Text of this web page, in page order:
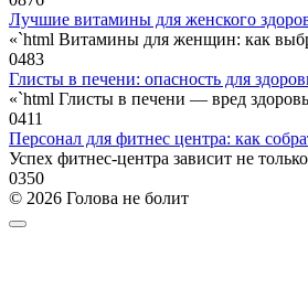
Лучшие витамины для женского
«`html Витамины для женщин: как
0483
Глисты в печени: опасность для
«`html Глисты в печени — вред
0411
Персонал для фитнес центра: как
Успех фитнес-центра зависит не
0350
© 2026 Голова не болит